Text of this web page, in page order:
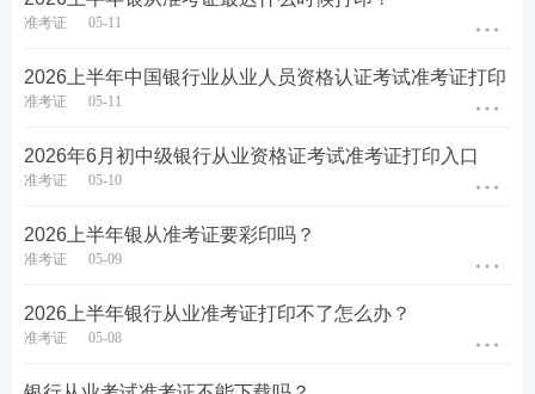
题
1、2026上半年银行从业资格证中级准考证打印入
2026上半年银行从业资格证中级准考证在 【银行业
印】进行下载打印。各科目考试时间、考试地点都
公布在各自的准考证上，如未在规定时间内打印准
考证，视为自愿弃考，将无法参加考试。建议大家
尽早打印好准考证，并准备好考试所需
👇 点击进入>>2026年银从准考证打印入口
准考证 05-11
2026上半年中国银行业从业人员资格认证考试准考证打印
准考证 05-11
2026年6月初中级银行从业资格证考试准考证打印入口
准考证 05-10
2026上半年银从准考证要彩印吗？
准考证 05-09
2026上半年银行从业准考证打印不了怎么办？
准考证 05-08